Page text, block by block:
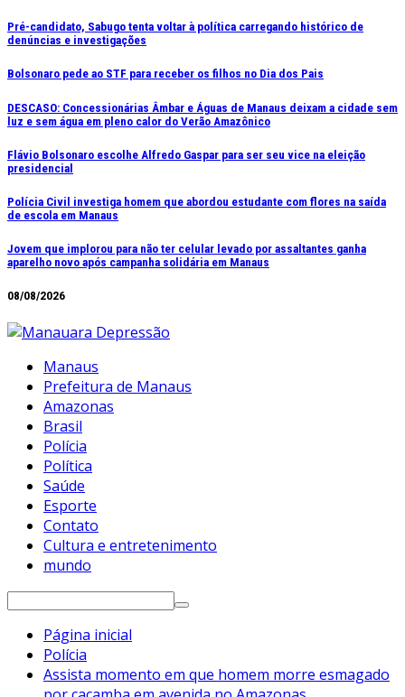
Ir
para
o
Pré-candidato, Sabugo tenta voltar à política carregando histórico de
denúncias e investigações
Bolsonaro pede ao STF para receber os filhos no Dia dos Pais
DESCASO: Concessionárias Âmbar e Águas de Manaus deixam a cidade sem
luz e sem água em pleno calor do Verão Amazônico
Flávio Bolsonaro escolhe Alfredo Gaspar para ser seu vice na eleição
presidencial
Polícia Civil investiga homem que abordou estudante com flores na saída
de escola em Manaus
Jovem que implorou para não ter celular levado por assaltantes ganha
aparelho novo após campanha solidária em Manaus
08/08/2026
Manaus
Prefeitura de Manaus
Amazonas
Brasil
Polícia
Política
Saúde
Esporte
Contato
Cultura e entretenimento
mundo
Pesquisar
Página inicial
Polícia
Assista momento em que homem morre esmagado